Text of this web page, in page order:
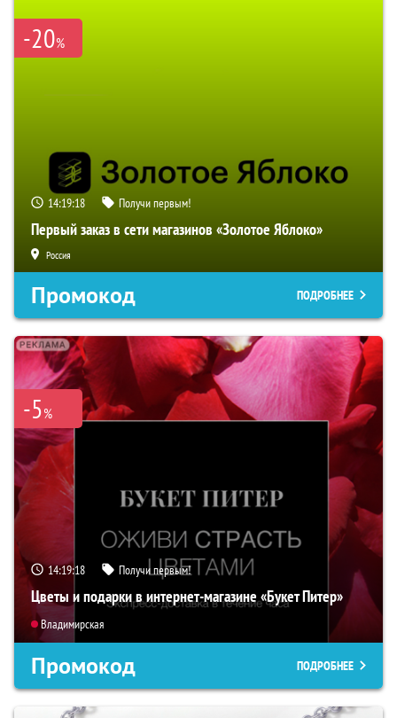
-20%
14:19:17 Получи первым!
Первый заказ в сети магазинов «Золотое Яблоко»
Россия
Промокод ПОДРОБНЕЕ
-5%
14:19:17 Получи первым!
Цветы и подарки в интернет-магазине «Букет Питер»
Владимирская
Промокод ПОДРОБНЕЕ